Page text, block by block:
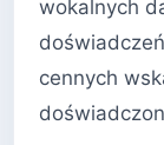
wokalnych
cennych